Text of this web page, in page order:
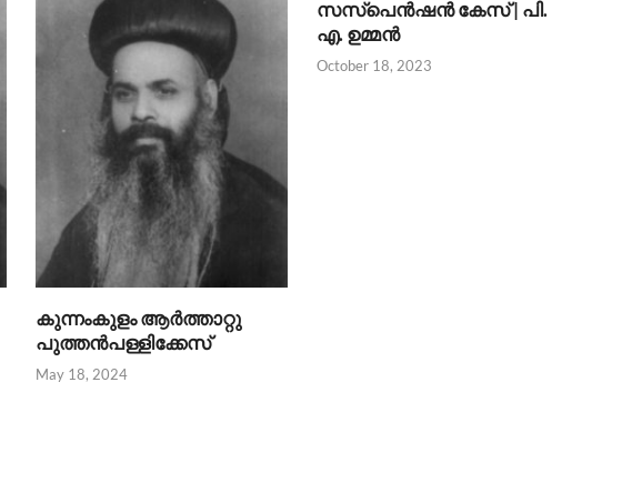
കുന്നംകുളം ആര്‍ത്താറ്റു
പുത്തന്‍പള്ളിക്കേസ്
May 18, 2024
സസ്പെന്‍ഷന്‍ കേസ് | പി.
എ. ഉമ്മന്‍
October 18, 2023